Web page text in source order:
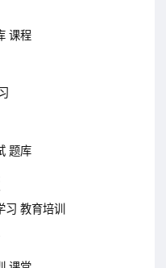
课程
题库
习 教育培训